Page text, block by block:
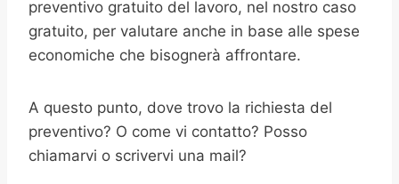
preventivo gratuito del lavoro, nel nostro caso
gratuito, per valutare anche in base alle spese
economiche che bisognerà affrontare.
A questo punto, dove trovo la richiesta del
preventivo? O come vi contatto? Posso
chiamarvi o scrivervi una mail?